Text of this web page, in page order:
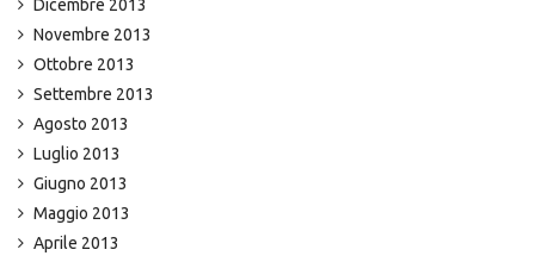
Dicembre 2013
Novembre 2013
Ottobre 2013
Settembre 2013
Agosto 2013
Luglio 2013
Giugno 2013
Maggio 2013
Aprile 2013